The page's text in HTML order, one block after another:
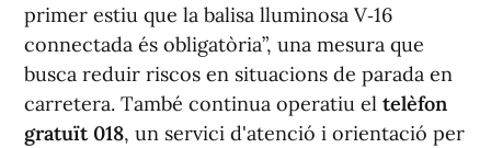
primer estiu que la balisa lluminosa V‑16
connectada és obligatòria”, una mesura que
busca reduir riscos en situacions de parada en
carretera. També continua operatiu el telèfon
gratuït 018, un servici d'atenció i orientació per